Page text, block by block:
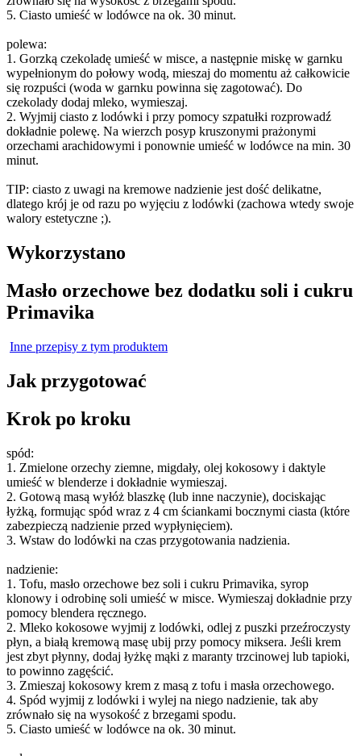
5. Ciasto umieść w lodówce na ok. 30 minut.
polewa:
1. Gorzką czekoladę umieść w misce, a następnie miskę w garnku
wypełnionym do połowy wodą, mieszaj do momentu aż całkowicie
się rozpuści (woda w garnku powinna się zagotować). Do
czekolady dodaj mleko, wymieszaj.
2. Wyjmij ciasto z lodówki i przy pomocy szpatułki rozprowadź
dokładnie polewę. Na wierzch posyp kruszonymi prażonymi
orzechami arachidowymi i ponownie umieść w lodówce na min. 30
minut.
TIP: ciasto z uwagi na kremowe nadzienie jest dość delikatne,
dlatego krój je od razu po wyjęciu z lodówki (zachowa wtedy swoje
walory estetyczne ;).
Wykorzystano
Masło orzechowe bez dodatku soli i cukru
Primavika
Inne przepisy z tym produktem
Jak przygotować
Krok po kroku
spód:
1. Zmielone orzechy ziemne, migdały, olej kokosowy i daktyle
umieść w blenderze i dokładnie wymieszaj.
2. Gotową masą wyłóż blaszkę (lub inne naczynie), dociskając
łyżką, formując spód wraz z 4 cm ściankami bocznymi ciasta (które
zabezpieczą nadzienie przed wypłynięciem).
3. Wstaw do lodówki na czas przygotowania nadzienia.
nadzienie:
1. Tofu, masło orzechowe bez soli i cukru Primavika, syrop
klonowy i odrobinę soli umieść w misce. Wymieszaj dokładnie przy
pomocy blendera ręcznego.
2. Mleko kokosowe wyjmij z lodówki, odlej z puszki przeźroczysty
płyn, a białą kremową masę ubij przy pomocy miksera. Jeśli krem
jest zbyt płynny, dodaj łyżkę mąki z maranty trzcinowej lub tapioki,
to powinno zagęścić.
3. Zmieszaj kokosowy krem z masą z tofu i masła orzechowego.
4. Spód wyjmij z lodówki i wylej na niego nadzienie, tak aby
zrównało się na wysokość z brzegami spodu.
5. Ciasto umieść w lodówce na ok. 30 minut.